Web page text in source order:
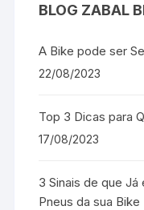
BLOG ZABAL
A Bike pode ser
22/08/2023
Top 3 Dicas para
17/08/2023
3 Sinais de que
Pneus da sua Bike